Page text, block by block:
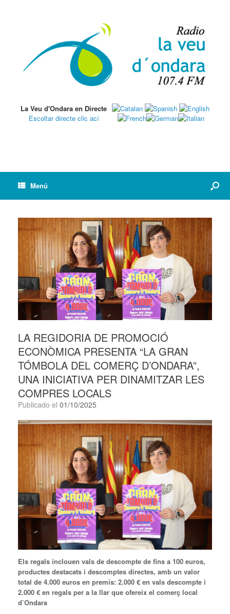
La Veu d'Ondara en Directe
Escoltar directe clic ací
Menú
LA REGIDORIA DE PROMOCIÓ
ECONÒMICA PRESENTA “LA GRAN
TÓMBOLA DEL COMERÇ D’ONDARA”,
UNA INICIATIVA PER DINAMITZAR LES
COMPRES LOCALS
Publicado el 01/10/2025
Els regals inclouen vals de descompte de fins a 100 euros,
productes destacats i descomptes directes, amb un valor
total de 4.000 euros en premis: 2.000 € en vals descompte i
2.000 € en regals per a la llar que ofereix el comerç local
d’Ondara